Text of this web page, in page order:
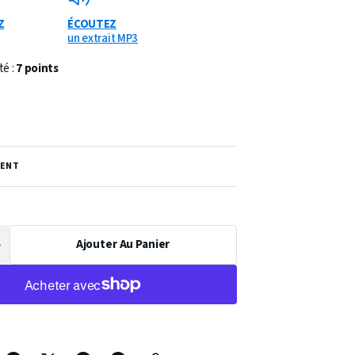
ÉCOUTEZ
un extrait MP3
:7 points
Ajouter Au Panier